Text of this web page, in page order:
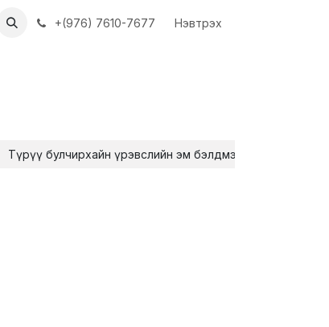
АЖЛЫН БАЙРУУД+(976) 7610-7677 Нэвтрэх
Түрүү булчирхайн үрэвслийн эм бэлдмэл